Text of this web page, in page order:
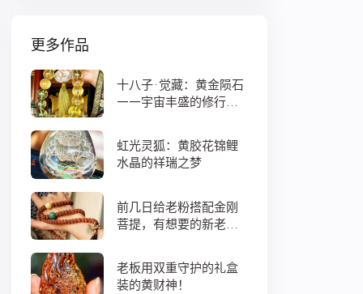
更多作品
十八子·觉藏：黄金陨石
——宇宙丰盛的修行之
虹光灵狐：黄胶花锦鲤
水晶的祥瑞之梦
前几日给老粉搭配金刚
菩提，有想要的新老
老板用双重守护的礼盒
装的黄财神！